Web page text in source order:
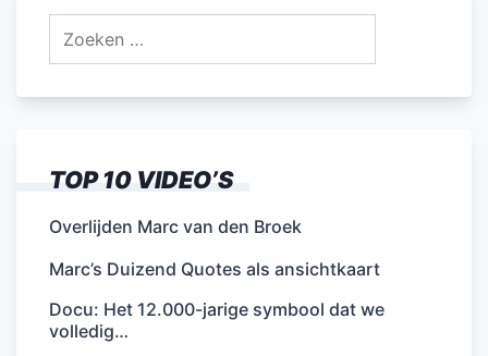
Zoeken
TOP 10 VIDEO’S
Overlijden Marc van den Broek
Marc’s Duizend Quotes als ansichtkaart
Docu: Het 12.000-jarige symbool dat we
volledig…